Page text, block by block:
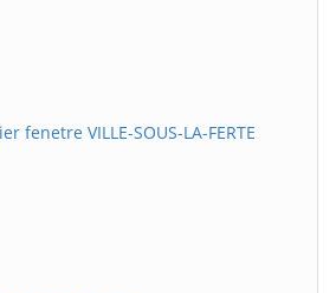
fenetre VILLE-SOUS-LA-FERTE